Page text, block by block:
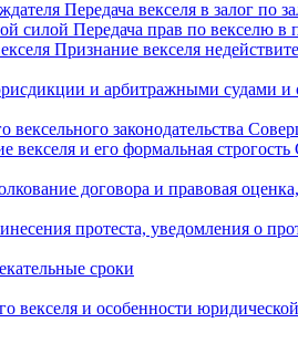
Передача векселя в залог по
силой Передача прав по векселю в
Признание векселя
и арбитражными судами и
законодательства
векселя и его формальная строгость
договора и правовая
протеста, уведомления о
сроки
векселя и особенности